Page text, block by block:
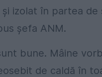
şi izolat în partea de
şefa ANM.
bune. Mâine
de caldă în